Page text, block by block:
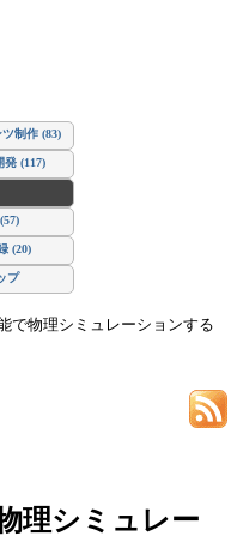
制作 (83)
発 (117)
(20)
プ
で物理シミュレーションする
理シミュレー